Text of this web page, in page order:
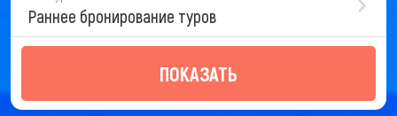
Раннее бронирование туров
ПОКАЗАТЬ